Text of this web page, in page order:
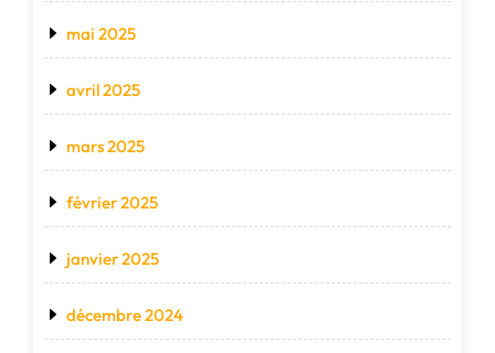
mai 2025
avril 2025
mars 2025
février 2025
janvier 2025
décembre 2024